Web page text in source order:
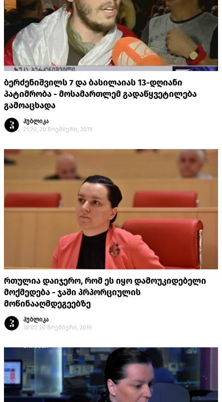
ბერძენიშვილს 7 და ბასილაიას 13-დღიანი
პატიმრობა - მოსამართლემ გადაწყვეტილება
გამოაცხადა
პუბლიკა
21:20, 20 ნოემბერი, 2019
რთულია დაიჯერო, რომ ეს იყო დამოუკიდებელი
მოქმედება - ჯაში პრპორციულის
მოწინააღმდეგეებზე
პუბლიკა
18:07, 20 ნოემბერი, 2019